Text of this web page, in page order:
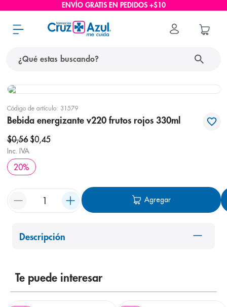
ENVÍO GRATIS EN PEDIDOS +$10
Código de artículo: 31579
Bebida energizante v220 frutos rojos 330ml
$0,56 $0,45
Inc. IVA
20%
Agregar
Descripción
Te puede interesar
términos más buscados
.
3.
4. cerave
bioderma
8. desodorante
panolini